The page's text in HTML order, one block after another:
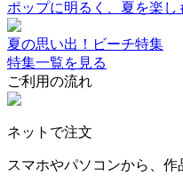
ポップに明るく、夏を楽し
夏の思い出！ビーチ特集
特集一覧を見る
ご利用の流れ
ネットで注文
スマホやパソコンから、作